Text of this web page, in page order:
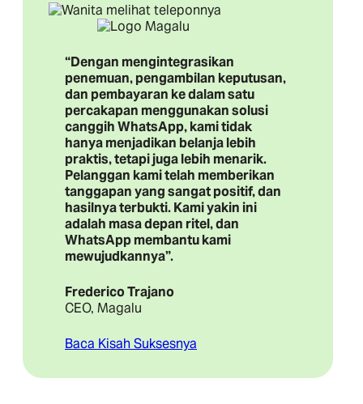
“Dengan mengintegrasikan
penemuan, pengambilan keputusan,
dan pembayaran ke dalam satu
percakapan menggunakan solusi
canggih WhatsApp, kami tidak
hanya menjadikan belanja lebih
praktis, tetapi juga lebih menarik.
Pelanggan kami telah memberikan
tanggapan yang sangat positif, dan
hasilnya terbukti. Kami yakin ini
adalah masa depan ritel, dan
WhatsApp membantu kami
mewujudkannya”.
Frederico Trajano
CEO, Magalu
Baca Kisah Suksesnya